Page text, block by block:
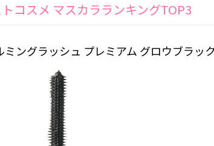
コスメ マスカラランキングTOP3
ングラッシュ プレミアム グロウブラック